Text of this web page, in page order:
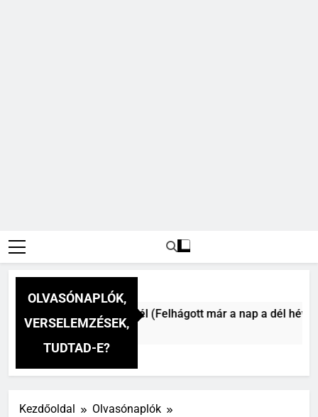
OLVASÓNAPLÓK,
VERSELEMZÉSEK,
TUDTAD-E?
Vitéz Mihály: A dél (Felhágott már a nap a dél hév
Kezdőoldal
Olvasónaplók